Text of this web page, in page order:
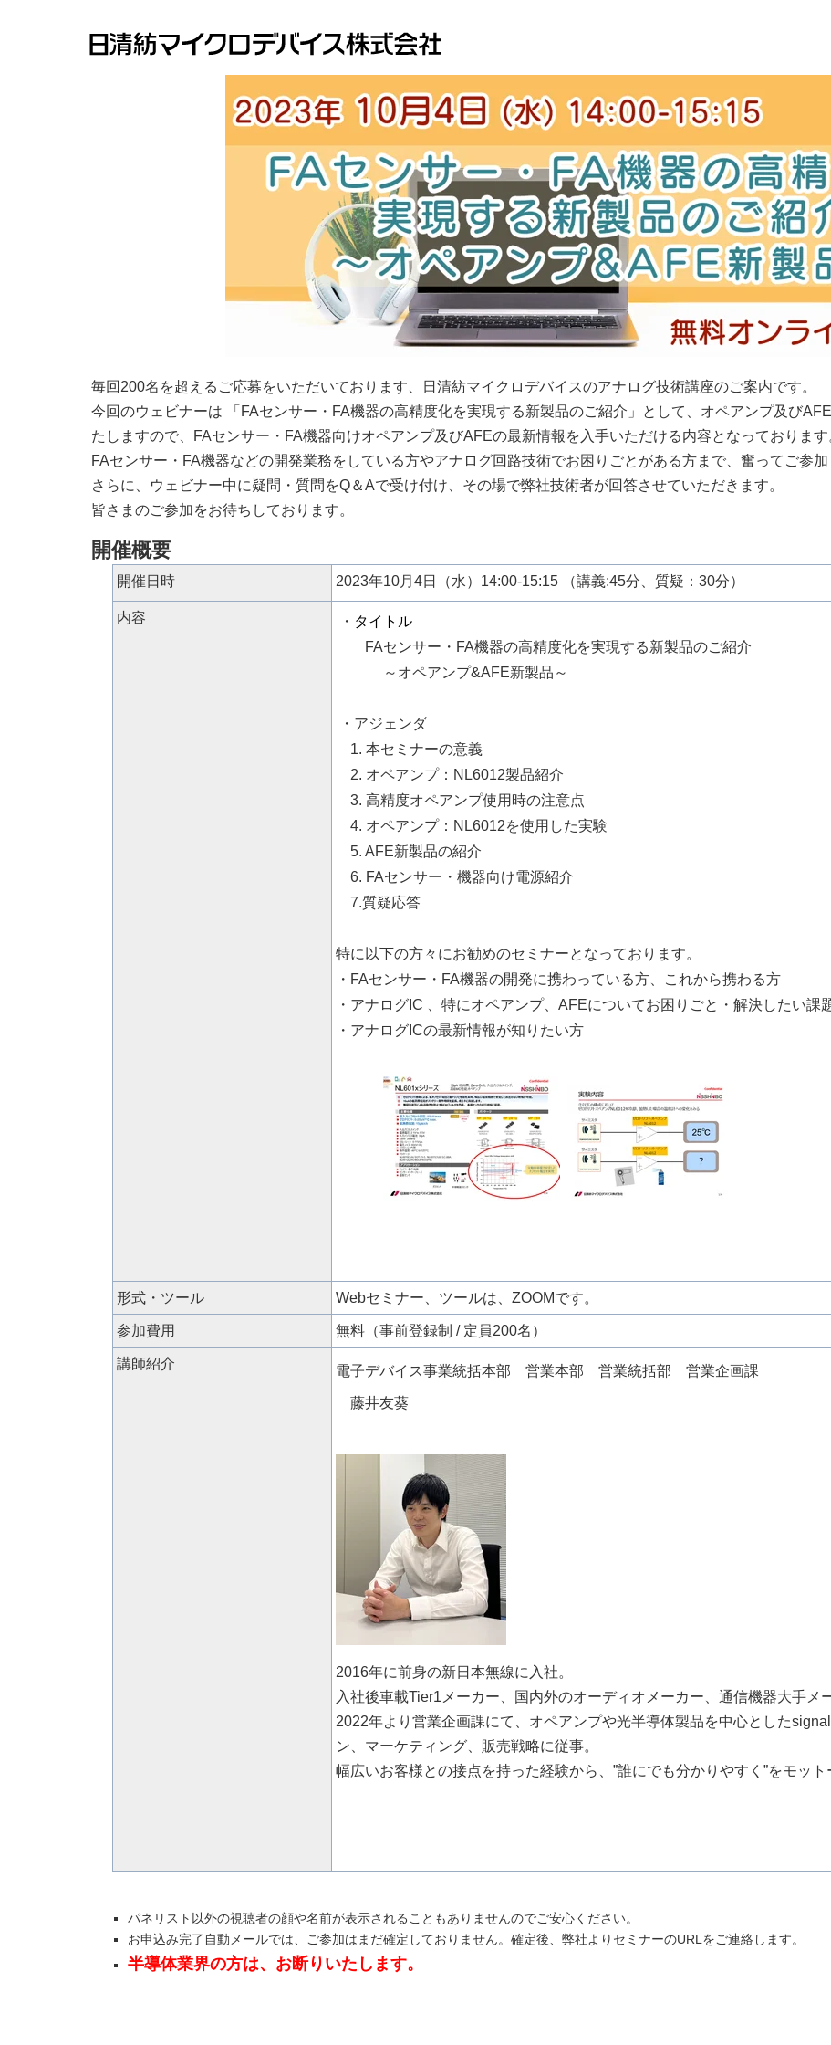
毎回200名を超えるご応募をいただいております、日清紡マイクロデバイスのアナログ技術講座のご案内です。
今回のウェビナーは 「FAセンサー・FA機器の高精度化を実現する新製品のご紹介」として、オペアンプ及び
たしますので、FAセンサー・FA機器向けオペアンプ及びAFEの最新情報を入手いただける内容となっております
FAセンサー・FA機器などの開発業務をしている方やアナログ回路技術でお困りごとがある方まで、奮ってご参加
さらに、ウェビナー中に疑問・質問をQ＆Aで受け付け、その場で弊社技術者が回答させていただきます。
皆さまのご参加をお待ちしております。
開催概要
開催日時 2023年10月4日（水）14:00-15:15 （講義:45分、質疑：30分）
内容 ・ タイトル
FAセンサー・ FA機器の高精度化を実現する新製品のご紹介
～オペアンプ&AFE新製品～
・アジェンダ
1. 本セミナーの意義
2. オペアンプ：NL6012製品紹介
3. 高精度オペアンプ使用時の注意点
4. オペアンプ：NL6012を使用した実験
5. AFE新製品の紹介
6. FAセンサー・機器向け電源紹介
7.質疑応答
特に以下の方々にお勧めのセミナーとなっております。
・ FAセンサー・FA機器の開発に携わっている方、これから携わる方
・アナログIC 、特にオペアンプ、AFEについてお困りごと・解決したい課
・アナログICの最新情報が知りたい方
形式・ツール Webセミナー、ツールは、ZOOMです。
参加費用 無料（事前登録制 / 定員200名）
講師紹介 電子デバイス事業統括本部 営業本部 営業統括部 営業企画課
藤井友葵
2016年に前身の新日本無線に入社。
入社後車載Tier1メーカー、国内外のオーディオメーカー、通信機器大手メ
2022年より営業企画課にて、オペアンプや光半導体製品を中心とした
ン、マーケティング、販売戦略に従事。
幅広いお客様との接点を持った経験から、”誰にでも分かりやすく”をモット
パネリスト以外の視聴者の顔や名前が表示されることもありませんのでご安心ください。
お申込み完了自動メールでは、ご参加はまだ確定しておりません。確定後、弊社よりセミナーのURLをご連絡します。
半導体業界の方は、お断りいたします。